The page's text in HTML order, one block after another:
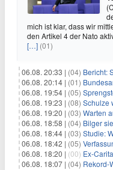
mich ist klar, dass wir
den Artikel 4 der Nato
[…] (01)
06.08. 20:33 | (04) Bericht:
06.08. 20:14 | (01)
06.08. 19:54 | (05)
06.08. 19:23 | (08) Schulze
06.08. 19:20 | (03) Warten
06.08. 18:58 | (04) Bilger
06.08. 18:44 | (03) Studie:
06.08. 18:42 | (05)
06.08. 18:20 | (00) Ex-
06.08. 18:07 | (04) Rekord-